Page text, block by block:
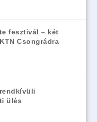
fesztivál – két
Csongrádra
ülés